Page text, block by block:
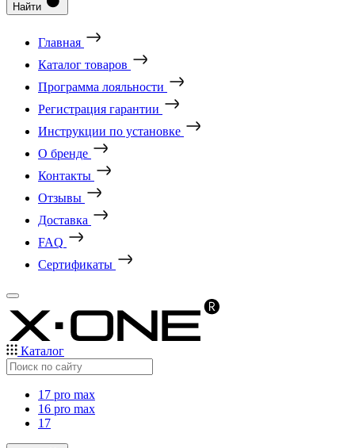
Найти
Главная
Каталог товаров
Программа лояльности
Регистрация гарантии
Инструкции по установке
О бренде
Контакты
Отзывы
Доставка
FAQ
Сертификаты
Каталог
17 pro max
16 pro max
17